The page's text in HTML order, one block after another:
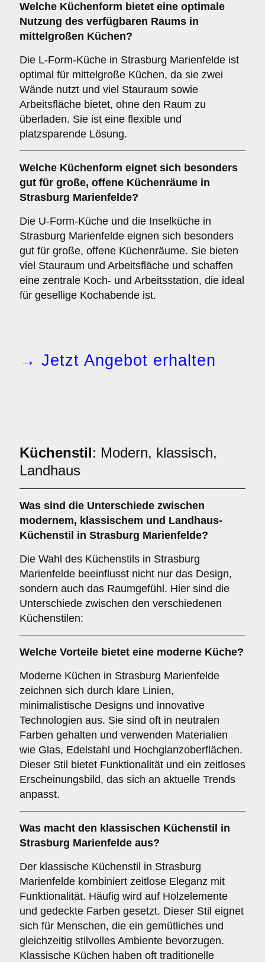
Welche Küchenform bietet eine optimale
Nutzung des verfügbaren Raums in
mittelgroßen Küchen?
Die L-Form-Küche in Strasburg Marienfelde ist
optimal für mittelgroße Küchen, da sie zwei
Wände nutzt und viel Stauraum sowie
Arbeitsfläche bietet, ohne den Raum zu
überladen. Sie ist eine flexible und
platzsparende Lösung.
Welche Küchenform eignet sich besonders
gut für große, offene Küchenräume in
Strasburg Marienfelde?
Die U-Form-Küche und die Inselküche in
Strasburg Marienfelde eignen sich besonders
gut für große, offene Küchenräume. Sie bieten
viel Stauraum und Arbeitsfläche und schaffen
eine zentrale Koch- und Arbeitsstation, die ideal
für gesellige Kochabende ist.
→ Jetzt Angebot erhalten
Küchenstil: Modern, klassisch,
Landhaus
Was sind die Unterschiede zwischen
modernem, klassischem und Landhaus-
Küchenstil in Strasburg Marienfelde?
Die Wahl des Küchenstils in Strasburg
Marienfelde beeinflusst nicht nur das Design,
sondern auch das Raumgefühl. Hier sind die
Unterschiede zwischen den verschiedenen
Küchenstilen:
Welche Vorteile bietet eine moderne Küche?
Moderne Küchen in Strasburg Marienfelde
zeichnen sich durch klare Linien,
minimalistische Designs und innovative
Technologien aus. Sie sind oft in neutralen
Farben gehalten und verwenden Materialien
wie Glas, Edelstahl und Hochglanzoberflächen.
Dieser Stil bietet Funktionalität und ein zeitloses
Erscheinungsbild, das sich an aktuelle Trends
anpasst.
Was macht den klassischen Küchenstil in
Strasburg Marienfelde aus?
Der klassische Küchenstil in Strasburg
Marienfelde kombiniert zeitlose Eleganz mit
Funktionalität. Häufig wird auf Holzelemente
und gedeckte Farben gesetzt. Dieser Stil eignet
sich für Menschen, die ein gemütliches und
gleichzeitig stilvolles Ambiente bevorzugen.
Klassische Küchen haben oft traditionelle